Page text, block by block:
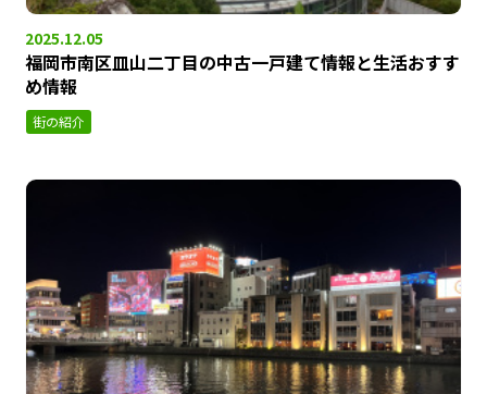
2025.12.05
福岡市南区皿山二丁目の中古一戸建て情報と生活おすす
め情報
街の紹介